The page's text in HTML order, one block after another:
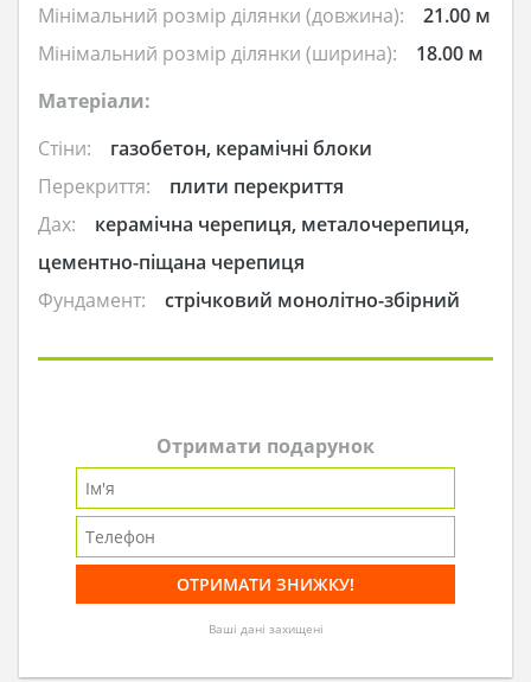
Мінімальний розмір ділянки (довжина):
21.00 м
Мінімальний розмір ділянки (ширина):
18.00 м
Матеріали:
Стіни:
газобетон, керамічні блоки
Перекриття:
плити перекриття
Дах:
керамічна черепиця, металочерепиця,
цементно-піщана черепиця
Фундамент:
стрічковий монолітно-збірний
Отримати подарунок
Ваші дані захищені